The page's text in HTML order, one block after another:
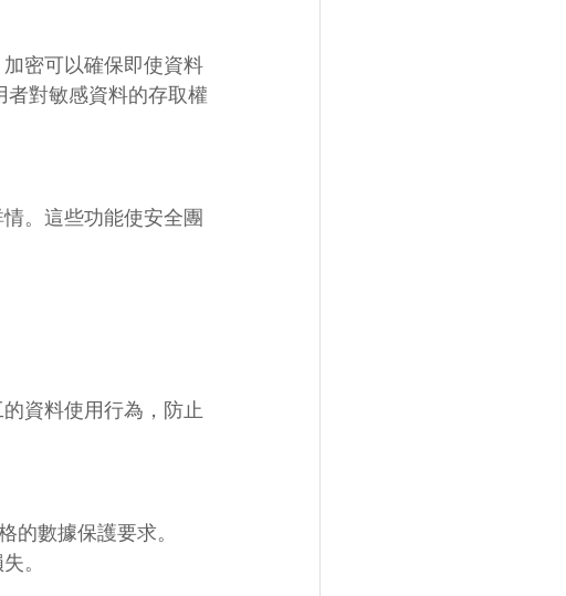
密可以確保即使資料
者對敏感資料的存取權
。這些功能使安全團
資料使用行為，防止
的數據保護要求。
。